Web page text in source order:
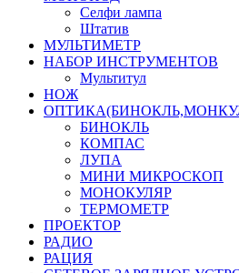
Селфи лампа
Штатив
МУЛЬТИМЕТР
НАБОР ИНСТРУМЕНТОВ
Мультитул
НОЖ
БИНОКЛЬ
КОМПАС
ЛУПА
МИНИ МИКРОСКОП
МОНОКУЛЯР
ТЕРМОМЕТР
ПРОЕКТОР
РАДИО
РАЦИЯ